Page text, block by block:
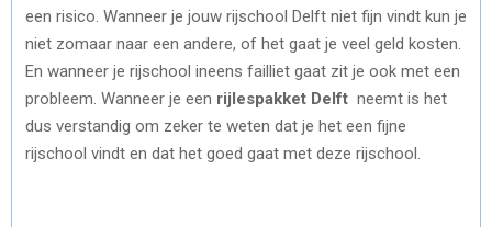
een risico. Wanneer je jouw rijschool Delft niet fijn vindt kun je
niet zomaar naar een andere, of het gaat je veel geld kosten.
En wanneer je rijschool ineens failliet gaat zit je ook met een
probleem. Wanneer je een rijlespakket Delft neemt is het
dus verstandig om zeker te weten dat je het een fijne
rijschool vindt en dat het goed gaat met deze rijschool.